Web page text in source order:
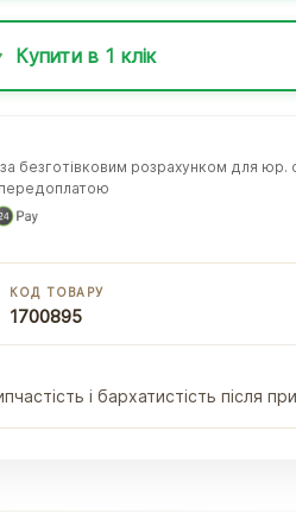
Купити в 1 клік
безготівковим розрахунком для юр.
КОД ТОВАРУ
1700895
і бархатистість після